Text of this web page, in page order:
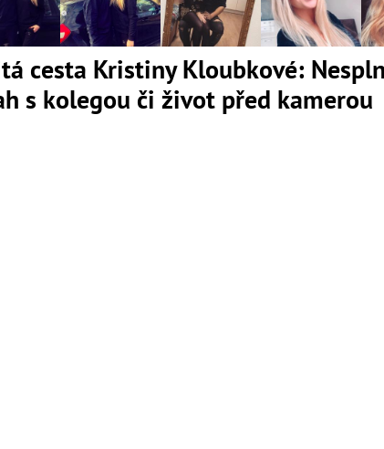
cesta Kristiny Kloubkové:
s kolegou či život před kamerou